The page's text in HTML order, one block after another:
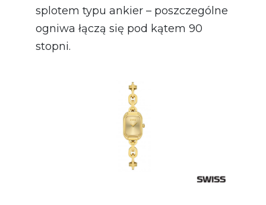
splotem typu ankier – poszczególne
ogniwa łączą się pod kątem 90
stopni.